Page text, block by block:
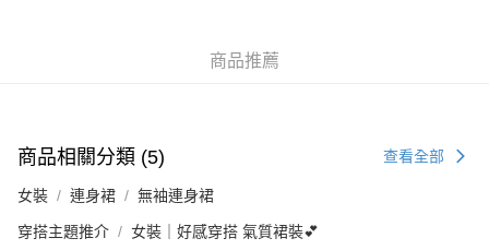
付款後順豐站及營業點
每筆HK$40.00，滿HK$350.00或以上免運費
付款後順豐合作便利店
商品推薦
商品相關分類 (5) 查看全部
女裝 連身裙 無袖連身裙
穿搭主題推介 女裝｜好感穿搭 氣質裙裝💕